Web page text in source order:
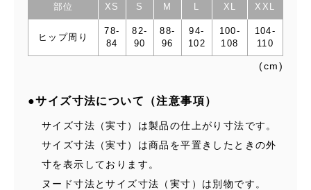
部位 XS S M L XL XXL
ヒップ周り
78-
84
82-
90
88-
96
94-
102
100-
108
104-
110
(cm)
●サイズ寸法について（注意事項）
サイズ寸法（実寸）は製品の仕上がり寸法です。
サイズ寸法（実寸）は商品を平置きしたときの外
寸を表示しております。
ヌード寸法とサイズ寸法（実寸）は別物です。